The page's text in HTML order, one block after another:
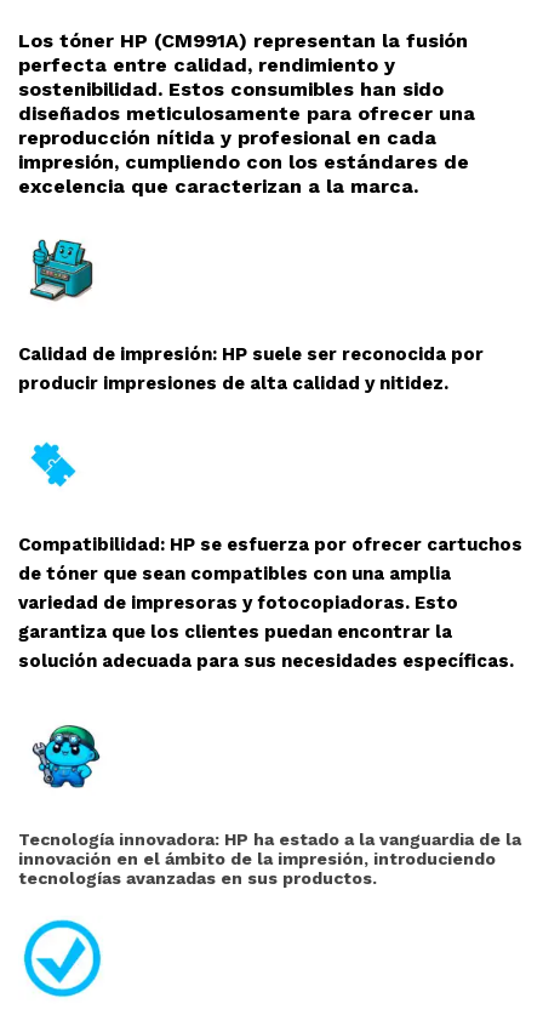
Los tóner HP (CM991A) representan la fusión
perfecta entre calidad, rendimiento y
sostenibilidad. Estos consumibles han sido
diseñados meticulosamente para ofrecer una
reproducción nítida y profesional en cada
impresión, cumpliendo con los estándares de
excelencia que caracterizan a la marca.
Calidad de impresión: HP suele ser reconocida por
producir impresiones de alta calidad y nitidez.
Compatibilidad: HP se esfuerza por ofrecer cartuchos
de tóner que sean compatibles con una amplia
variedad de impresoras y fotocopiadoras. Esto
garantiza que los clientes puedan encontrar la
solución adecuada para sus necesidades específicas.
Tecnología innovadora: HP ha estado a la vanguardia de la
innovación en el ámbito de la impresión, introduciendo
tecnologías avanzadas en sus productos.